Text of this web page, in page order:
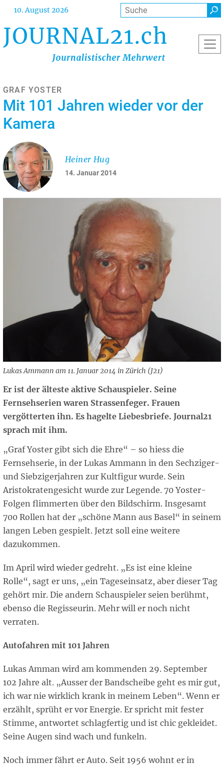
Direkt
Inhalt
10. August 2026 Suche
GRAF YOSTER
Mit 101 Jahren wieder vor der
Kamera
14. Januar 2014
Heiner Hug
Lukas Ammann am 11. Januar 2014 in Zürich (J21)
Er ist der älteste aktive Schauspieler. Seine
Fernsehserien waren Strassenfeger. Frauen
vergötterten ihn. Es hagelte Liebesbriefe. Journal21
sprach mit ihm.
„Graf Yoster gibt sich die Ehre“ – so hiess die
Fernsehserie, in der Lukas Ammann in den Sechziger-
und Siebzigerjahren zur Kultfigur wurde. Sein
Aristokratengesicht wurde zur Legende. 70 Yoster-
Folgen flimmerten über den Bildschirm. Insgesamt
700 Rollen hat der „schöne Mann aus Basel“ in seinem
langen Leben gespielt. Jetzt soll eine weitere
dazukommen.
Im April wird wieder gedreht. „Es ist eine kleine
Rolle“, sagt er uns, „ein Tageseinsatz, aber dieser Tag
gehört mir. Die andern Schauspieler seien berühmt,
ebenso die Regisseurin. Mehr will er noch nicht
verraten.
Autofahren mit 101 Jahren
Lukas Amman wird am kommenden 29. September
102 Jahre alt. „Ausser der Bandscheibe geht es mir gut,
ich war nie wirklich krank in meinem Leben“. Wenn er
erzählt, sprüht er vor Energie. Er spricht mit fester
Stimme, antwortet schlagfertig und ist chic gekleidet.
Seine Augen sind wach und funkeln.
Noch immer fährt er Auto. Seit 1956 wohnt er in